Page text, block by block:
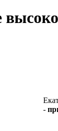
-